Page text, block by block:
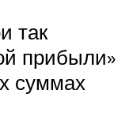
так
прибыли»
суммах